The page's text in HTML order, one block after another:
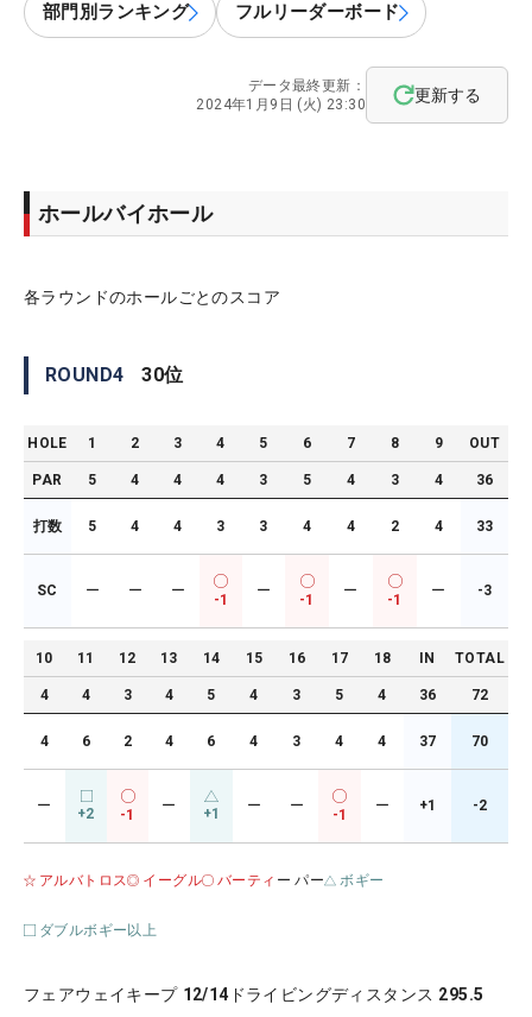
部門別ランキング フルリーダーボード
データ最終更新：
2024年1月9日 (火) 23:30
更新する
ホールバイホール
各ラウンドのホールごとのスコア
ROUND4 30位
HOLE 1 2 3 4 5 6 7 8 9 OUT
PAR 5 4 4 4 3 5 4 3 4 36
打数 5 4 4 3 3 4 4 2 4 33
SC ー ー ー
-1
ー
-1
ー
-1
ー -3
10 11 12 13 14 15 16 17 18 IN TOTAL
4 4 3 4 5 4 3 5 4 36 72
4 6 2 4 6 4 3 4 4 37 70
ー +2 -1
ー +1 ー ー
-1
ー +1 -2
アルバトロス イーグル バーティ ー パー ボギー
ダブルボギー以上
フェアウェイキープ 12/14 ドライビングディスタンス 295.5